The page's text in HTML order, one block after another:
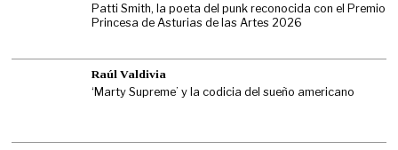
Patti Smith, la poeta del punk reconocida con el Premio
Princesa de Asturias de las Artes 2026
Raúl Valdivia
‘Marty Supreme’ y la codicia del sueño americano